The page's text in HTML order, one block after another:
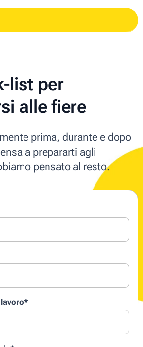
list per
alle fiere
prima, durante e dopo
a prepararti agli
pensato al resto.
*